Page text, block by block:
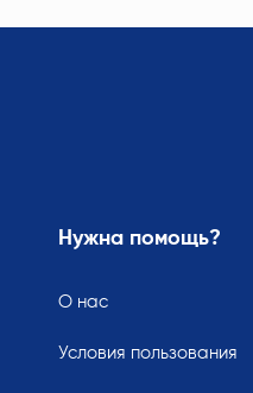
Нужна помощь?
О нас
Условия пользования